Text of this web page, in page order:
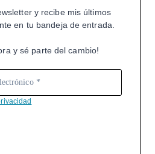
y recibe mis últimos
en tu bandeja de entrada.
y sé parte del cambio!